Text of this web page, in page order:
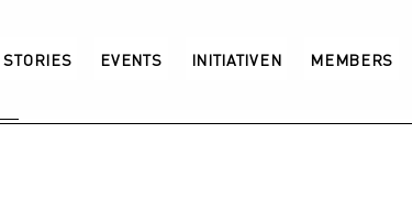
STORIES EVENTS INITIATIVEN MEMBERS